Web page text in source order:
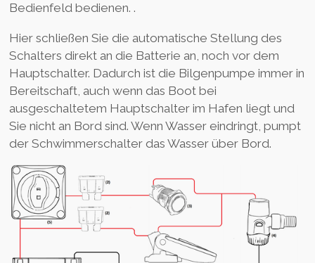
Bedienfeld bedienen. .
Hier schließen Sie die automatische Stellung des
Schalters direkt an die Batterie an, noch vor dem
Hauptschalter. Dadurch ist die Bilgenpumpe immer in
Bereitschaft, auch wenn das Boot bei
ausgeschaltetem Hauptschalter im Hafen liegt und
Sie nicht an Bord sind. Wenn Wasser eindringt, pumpt
der Schwimmerschalter das Wasser über Bord.